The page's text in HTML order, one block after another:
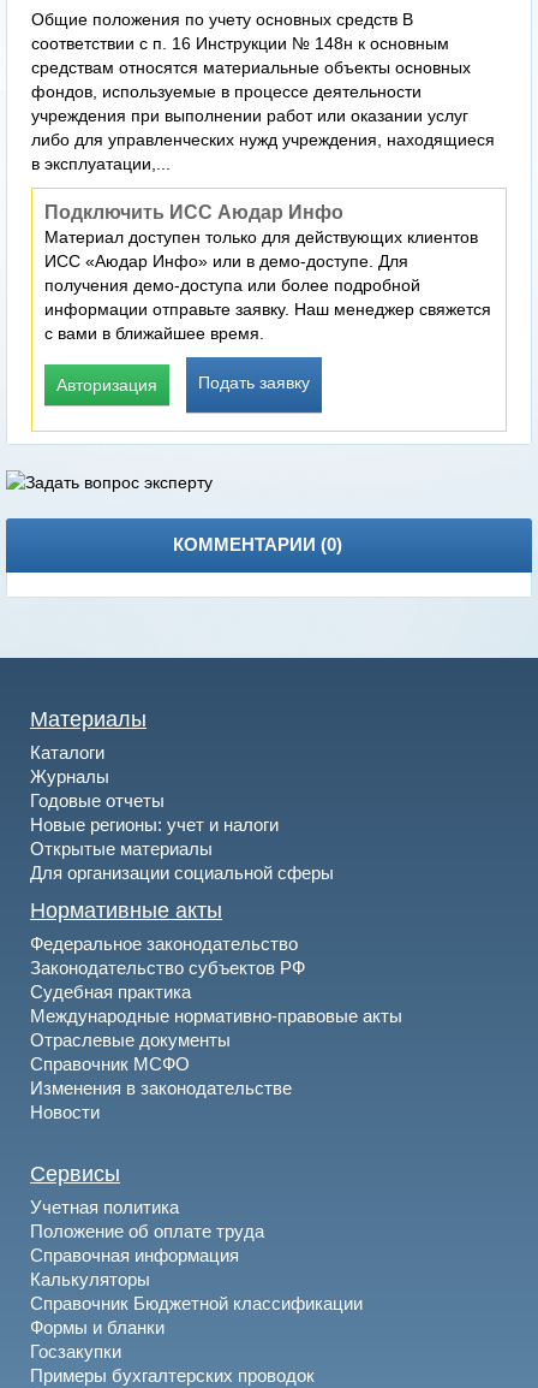
Общие положения по учету основных средств В
соответствии с п. 16 Инструкции № 148н к основным
средствам относятся материальные объекты основных
фондов, используемые в процессе деятельности
учреждения при выполнении работ или оказании услуг
либо для управленческих нужд учреждения, находящиеся
в эксплуатации,...
Подключить ИСС Аюдар Инфо
Материал доступен только для действующих клиентов
ИСС «Аюдар Инфо» или в демо-доступе. Для
получения демо-доступа или более подробной
информации отправьте заявку. Наш менеджер свяжется
с вами в ближайшее время.
Авторизация Подать заявку
КОММЕНТАРИИ (0)
Материалы
Каталоги
Журналы
Годовые отчеты
Новые регионы: учет и налоги
Открытые материалы
Для организации социальной сферы
Нормативные акты
Федеральное законодательство
Законодательство субъектов РФ
Судебная практика
Международные нормативно-правовые акты
Отраслевые документы
Справочник МСФО
Изменения в законодательстве
Новости
Сервисы
Учетная политика
Положение об оплате труда
Справочная информация
Калькуляторы
Справочник Бюджетной классификации
Формы и бланки
Госзакупки
Примеры бухгалтерских проводок